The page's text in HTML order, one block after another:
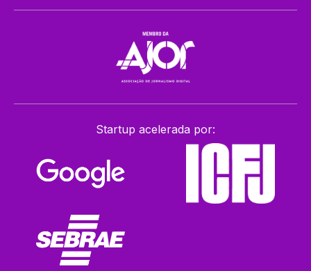
Startup acelerada por: